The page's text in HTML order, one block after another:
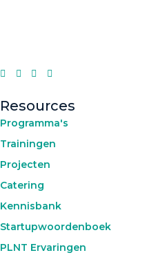
Resources
Programma's
Trainingen
Projecten
Catering
Kennisbank
Startupwoordenboek
PLNT Ervaringen